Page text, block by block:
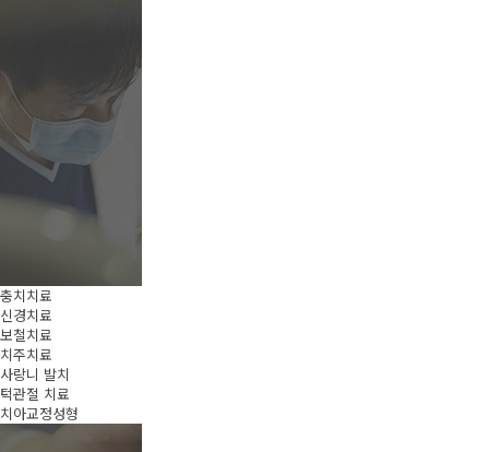
충치치료
신경치료
보철치료
치주치료
사랑니 발치
턱관절 치료
치아교정성형